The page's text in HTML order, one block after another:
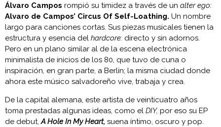
Álvaro Campos rompió su timidez a través de un alter ego:
Alvaro de Campos’ Circus Of Self-Loathing. Un nombre
largo para canciones cortas. Sus piezas musicales tienen la
estructura y esencia del hardcore: directo y sin adornos.
Pero en un plano similar al de la escena electrónica
minimalista de inicios de los 80, que tuvo de cuna o
inspiración, en gran parte, a Berlín; la misma ciudad donde
ahora este músico salvadoreño vive, trabaja y crea.
De la capital alemana, este artista de veinticuatro años
toma prestadas algunas ideas, como el DIY, por eso su EP
de debut,A Hole In My Heart, suena íntimo, oscuro y pop.